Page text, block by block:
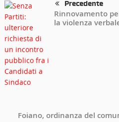
Precedente
Rinnovamento
la violenza
Foiano, ordinanza del